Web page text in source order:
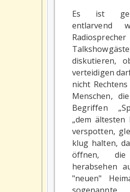
Es ist
entlarvend
diskutieren,
verteidigen
nicht
Menschen,
Begriffen
„dem ältesten
verspotten,
klug halten,
öffnen, die
herabsehen
"neuen"